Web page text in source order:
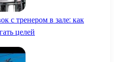
с тренером в зале: как
целей